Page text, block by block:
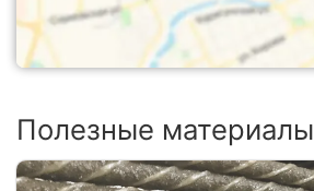
Полезные материалы